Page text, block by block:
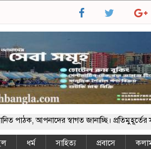
আপনাদের স্বাগত জানাচ্ছি। প্রতিমুহূর্তের
ধর্ম সাহিত্য প্রবাসে